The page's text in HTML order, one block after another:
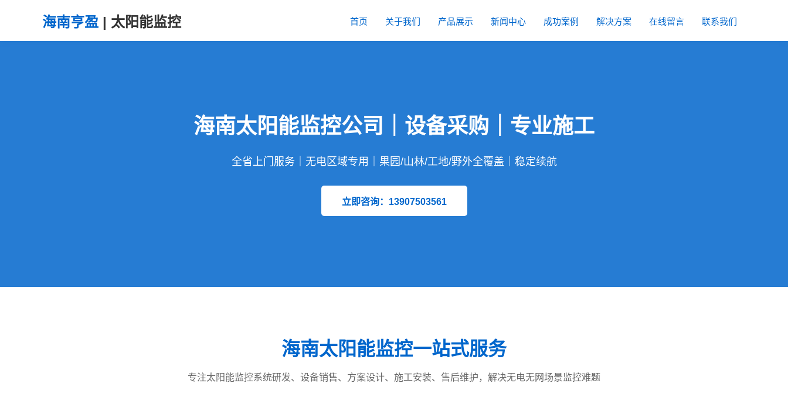
海南亨盈 | 太阳能监控 首页 关于我们 产品展示 新闻中心 成功案例 解决方案 在线留言 联系我们
海南太阳能监控公司｜设备采购｜专业施工
全省上门服务｜无电区域专用｜果园/山林/工地/野外全覆盖｜稳定续航
立即咨询：13907503561
海南太阳能监控一站式服务
专注太阳能监控系统研发、设备销售、方案设计、施工安装、售后维护，解决无电无网场景监控难题